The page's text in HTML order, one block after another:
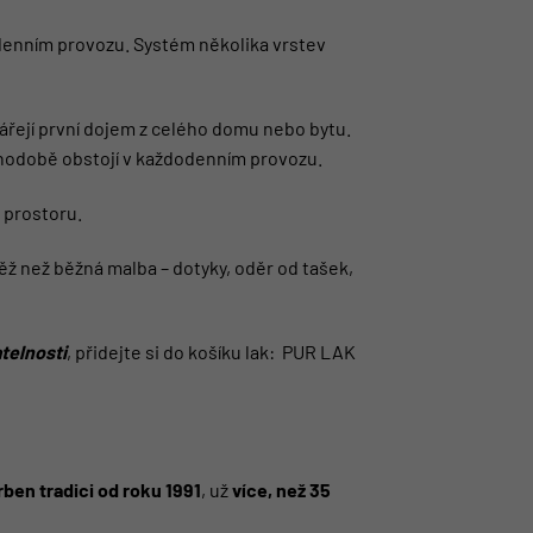
provozu. Systém několika vrstev
první dojem z celého domu nebo bytu.
obstojí v každodenním provozu.
než běžná malba – dotyky, oděr od tašek,
, přidejte si do košíku lak: PUR LAK
tradici od roku 1991, užvíce, než 35